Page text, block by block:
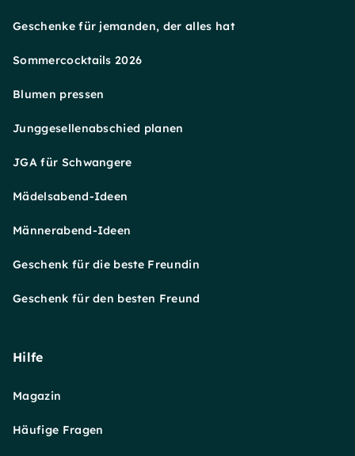
Geschenke für jemanden, der alles hat
Sommercocktails 2026
Blumen pressen
Junggesellenabschied planen
JGA für Schwangere
Mädelsabend-Ideen
Männerabend-Ideen
Geschenk für die beste Freundin
Geschenk für den besten Freund
Hilfe
Magazin
Häufige Fragen